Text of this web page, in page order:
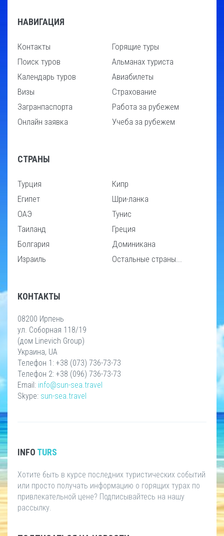
НАВИГАЦИЯ
Контакты
Поиск туров
Календарь туров
Визы
Загранпаспорта
Онлайн заявка
Горящие туры
Альманах туриста
Авиабилеты
Страхование
Работа за рубежем
Учеба за рубежем
СТРАНЫ
Турция
Египет
ОАЭ
Таиланд
Болгария
Израиль
Кипр
Шри-ланка
Тунис
Греция
Доминикана
Остальные страны...
КОНТАКТЫ
08200 Ирпень
ул. Соборная 118/19
(дом Linevich Group)
Украина, UA
Телефон 1: +38 (073) 736-73-73
Телефон 2: +38 (096) 736-73-73
Email: info@sun-sea.travel
Skype: sun-sea.travel
INFO TURS
Хотите быть в курсе последних туристических событий
или просто получать информацию о горящих турах по
привлекательной цене? Подписывайтесь на нашу
рассылку.